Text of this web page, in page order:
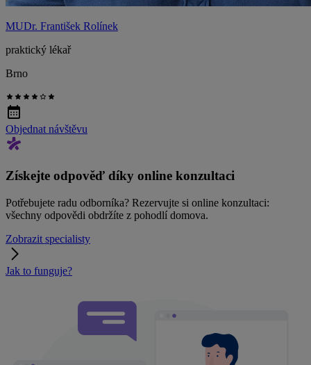
MUDr. František Rolínek
praktický lékař
Brno
Objednat návštěvu
Získejte odpověď díky online konzultaci
Potřebujete radu odborníka? Rezervujte si online konzultaci:
všechny odpovědi obdržíte z pohodlí domova.
Zobrazit specialisty
Jak to funguje?